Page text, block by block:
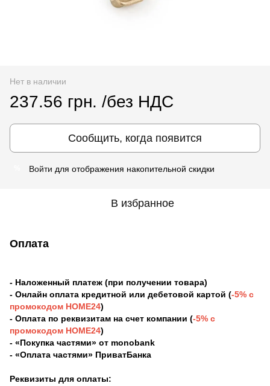
Нет в наличии
237.56 грн. /без НДС
Сообщить, когда появится
Войти для отображения накопительной скидки
В избранное
Оплата
- Наложенный платеж (при получении товара)
- Онлайн оплата кредитной или дебетовой картой (-5% с
промокодом HOME24)
- Оплата по реквизитам на счет компании (-5% с
промокодом HOME24)
- «Покупка частями» от monobank
- «Оплата частями» ПриватБанка
Реквизиты для оплаты: